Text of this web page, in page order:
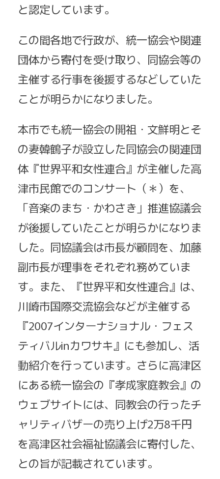
と認定しています。
この間各地で行政が、統一協会や関連
団体から寄付を受け取り、同協会等の
主催する行事を後援するなどしていた
ことが明らかになりました。
本市でも統一協会の開祖・文鮮明とそ
の妻韓鶴子が設立した同協会の関連団
体『世界平和女性連合』が主催した高
津市民館でのコンサート（＊）を、
「音楽のまち・かわさき」推進協議会
が後援していたことが明らかになりま
した。同協議会は市長が顧問を、加藤
副市長が理事をそれぞれ務めていま
す。また、『世界平和女性連合』は、
川崎市国際交流協会などが主催する
『2007インターナショナル・フェス
ティバルinカワサキ』にも参加し、活
動紹介を行っています。さらに高津区
にある統一協会の『孝成家庭教会』の
ウェブサイトには、同教会の行ったチ
ャリティバザーの売り上げ2万8千円
を高津区社会福祉協議会に寄付した、
との旨が記載されています。